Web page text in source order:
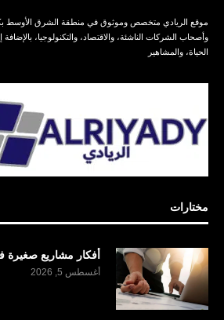
موقع الريادي متخصص وموثوق في منطقة الشرق الأوسط بكل
وأصحاب الشركات الناشئة، والاقتصاد، والتكنولوجيا،
الحياة، والمشاهير
مختارات
أفكار مشاريع صغيرة
أغسطس 5, 2026